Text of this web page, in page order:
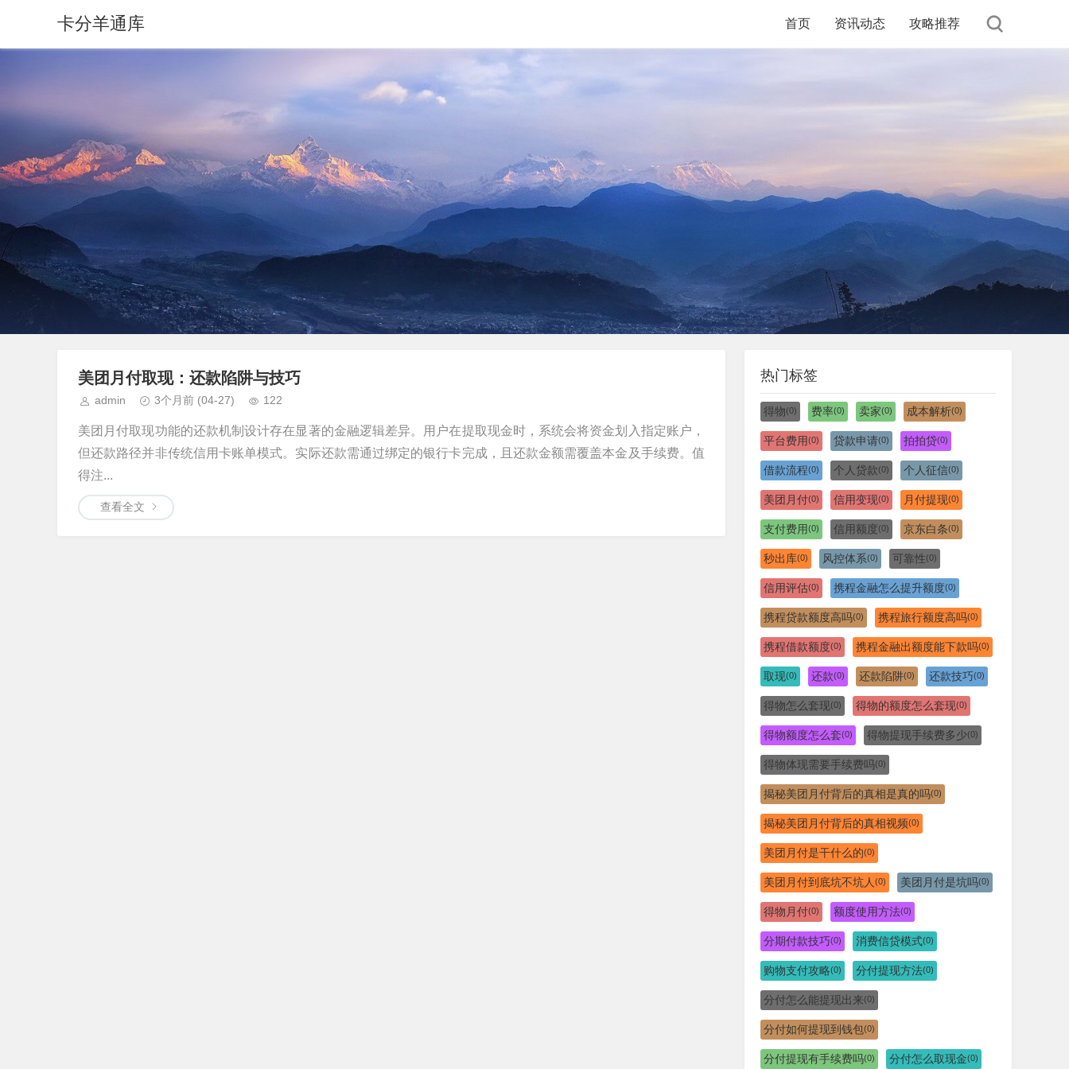
卡分羊通库 首页 资讯动态 攻略推荐
美团月付取现：还款陷阱与技巧
admin 3个月前 (04-27) 122
美团月付取现功能的还款机制设计存在显著的金融逻辑差异。用户在提取现金时，系统会将资金划入指定账户，
但还款路径并非传统信用卡账单模式。实际还款需通过绑定的银行卡完成，且还款金额需覆盖本金及手续费。值
得注...
查看全文
热门标签
得物(0) 费率(0) 卖家(0) 成本解析(0)
平台费用(0) 贷款申请(0) 拍拍贷(0)
借款流程(0) 个人贷款(0) 个人征信(0)
美团月付(0) 信用变现(0) 月付提现(0)
支付费用(0) 信用额度(0) 京东白条(0)
秒出库(0) 风控体系(0) 可靠性(0)
信用评估(0) 携程金融怎么提升额度(0)
携程贷款额度高吗(0) 携程旅行额度高吗(0)
携程借款额度(0) 携程金融出额度能下款吗(0)
取现(0) 还款(0) 还款陷阱(0) 还款技巧(0)
得物怎么套现(0) 得物的额度怎么套现(0)
得物额度怎么套(0) 得物提现手续费多少(0)
得物体现需要手续费吗(0)
揭秘美团月付背后的真相是真的吗(0)
揭秘美团月付背后的真相视频(0)
美团月付是干什么的(0)
美团月付到底坑不坑人 (0) 美团月付是坑吗(0)
得物月付(0) 额度使用方法(0)
分期付款技巧(0) 消费信贷模式(0)
购物支付攻略(0) 分付提现方法(0)
分付怎么能提现出来(0)
分付如何提现到钱包(0)
分付提现有手续费吗(0) 分付怎么取现金(0)